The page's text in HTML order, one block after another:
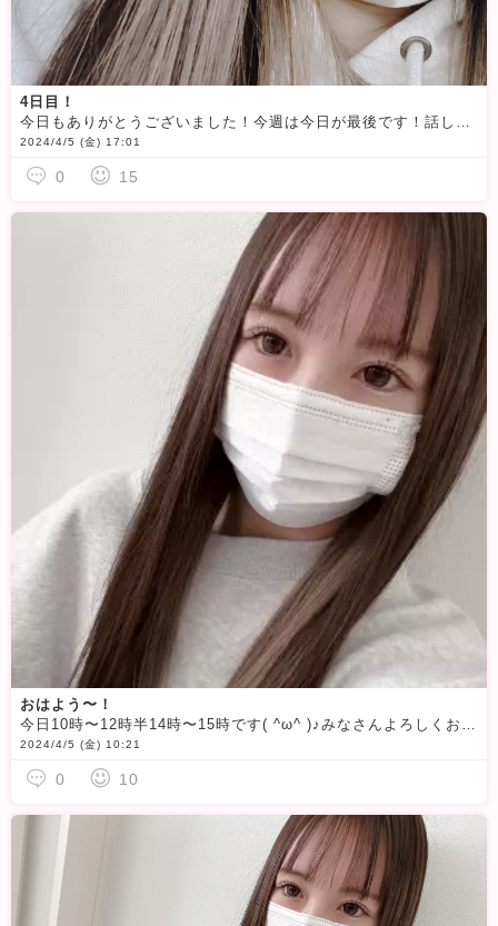
4日目！
今日もありがとうございました！今週は今日が最後です！話しかけにくいオーラが出てるかもなんですけど
2024/4/5 (金) 17:01
0 15
おはよう〜！
今日10時〜12時半14時〜15時です( ^ω^ )♪みなさんよろしくお願いします
2024/4/5 (金) 10:21
0 10